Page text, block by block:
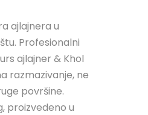
ajlajnera u
Profesionalni
ajlajner & Khol
razmazivanje, ne
površine.
proizvedeno u